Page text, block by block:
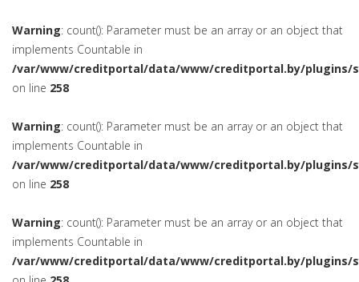
Warning: count(): Parameter must be an array or an object that
implements Countable in
/var/www/creditportal/data/www/creditportal.by/plugins/
on line 258
Warning: count(): Parameter must be an array or an object that
implements Countable in
/var/www/creditportal/data/www/creditportal.by/plugins/
on line 258
Warning: count(): Parameter must be an array or an object that
implements Countable in
/var/www/creditportal/data/www/creditportal.by/plugins/